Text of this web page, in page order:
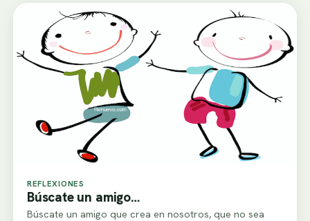
REFLEXIONES
Búscate un amigo…
Búscate un amigo que crea en nosotros, que no sea